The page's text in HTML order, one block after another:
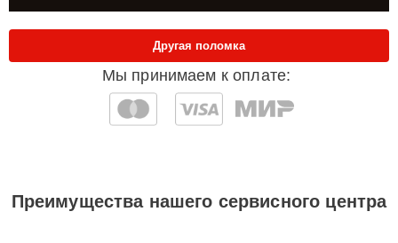
Мы принимаем к оплате:
Другая поломка
Преимущества нашего сервисного центра